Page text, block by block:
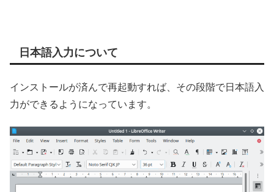
日本語入力について
インストールが済んで再起動すれば、その段階で日本語入
力ができるようになっています。